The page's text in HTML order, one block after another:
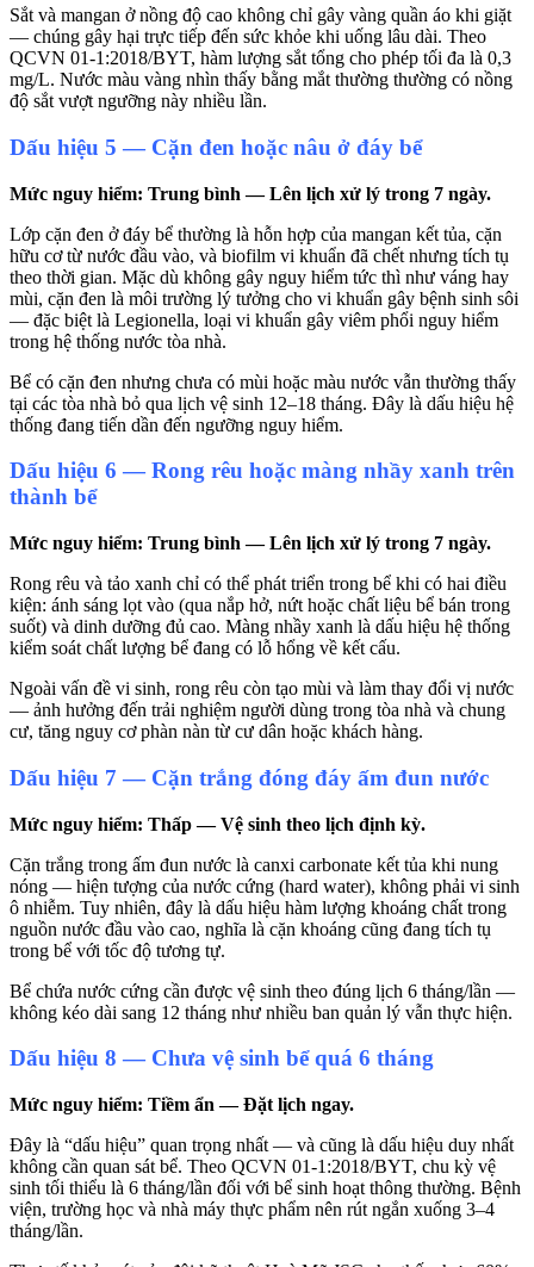
Sắt và mangan ở nồng độ cao không chỉ gây vàng quần áo khi giặt
— chúng gây hại trực tiếp đến sức khỏe khi uống lâu dài. Theo
QCVN 01-1:2018/BYT, hàm lượng sắt tổng cho phép tối đa là 0,3
mg/L. Nước màu vàng nhìn thấy bằng mắt thường thường có nồng
độ sắt vượt ngưỡng này nhiều lần.
Dấu hiệu 5 — Cặn đen hoặc nâu ở đáy bể
Mức nguy hiểm: Trung bình — Lên lịch xử lý trong 7 ngày.
Lớp cặn đen ở đáy bể thường là hỗn hợp của mangan kết tủa, cặn
hữu cơ từ nước đầu vào, và biofilm vi khuẩn đã chết nhưng tích tụ
theo thời gian. Mặc dù không gây nguy hiểm tức thì như váng hay
mùi, cặn đen là môi trường lý tưởng cho vi khuẩn gây bệnh sinh sôi
— đặc biệt là Legionella, loại vi khuẩn gây viêm phổi nguy hiểm
trong hệ thống nước tòa nhà.
Bể có cặn đen nhưng chưa có mùi hoặc màu nước vẫn thường thấy
tại các tòa nhà bỏ qua lịch vệ sinh 12–18 tháng. Đây là dấu hiệu hệ
thống đang tiến dần đến ngưỡng nguy hiểm.
Dấu hiệu 6 — Rong rêu hoặc màng nhầy xanh trên
thành bể
Mức nguy hiểm: Trung bình — Lên lịch xử lý trong 7 ngày.
Rong rêu và tảo xanh chỉ có thể phát triển trong bể khi có hai điều
kiện: ánh sáng lọt vào (qua nắp hở, nứt hoặc chất liệu bể bán trong
suốt) và dinh dưỡng đủ cao. Màng nhầy xanh là dấu hiệu hệ thống
kiểm soát chất lượng bể đang có lỗ hổng về kết cấu.
Ngoài vấn đề vi sinh, rong rêu còn tạo mùi và làm thay đổi vị nước
— ảnh hưởng đến trải nghiệm người dùng trong tòa nhà và chung
cư, tăng nguy cơ phàn nàn từ cư dân hoặc khách hàng.
Dấu hiệu 7 — Cặn trắng đóng đáy ấm đun nước
Mức nguy hiểm: Thấp — Vệ sinh theo lịch định kỳ.
Cặn trắng trong ấm đun nước là canxi carbonate kết tủa khi nung
nóng — hiện tượng của nước cứng (hard water), không phải vi sinh
ô nhiễm. Tuy nhiên, đây là dấu hiệu hàm lượng khoáng chất trong
nguồn nước đầu vào cao, nghĩa là cặn khoáng cũng đang tích tụ
trong bể với tốc độ tương tự.
Bể chứa nước cứng cần được vệ sinh theo đúng lịch 6 tháng/lần —
không kéo dài sang 12 tháng như nhiều ban quản lý vẫn thực hiện.
Dấu hiệu 8 — Chưa vệ sinh bể quá 6 tháng
Mức nguy hiểm: Tiềm ẩn — Đặt lịch ngay.
Đây là “dấu hiệu” quan trọng nhất — và cũng là dấu hiệu duy nhất
không cần quan sát bể. Theo QCVN 01-1:2018/BYT, chu kỳ vệ
sinh tối thiểu là 6 tháng/lần đối với bể sinh hoạt thông thường. Bệnh
viện, trường học và nhà máy thực phẩm nên rút ngắn xuống 3–4
tháng/lần.